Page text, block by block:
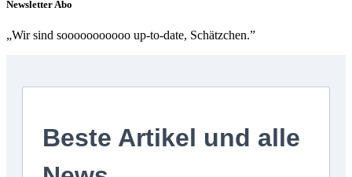
Newsletter Abo
„Wir sind sooooooooooo up-to-date, Schätzchen.”